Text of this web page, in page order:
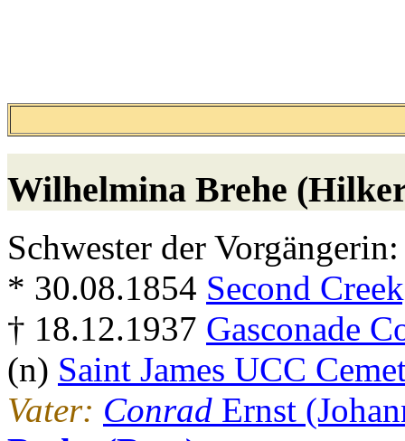
Wilhelmina Brehe
Schwester der Vorgängerin:
* 30.08.1854 Second
† 18.12.1937 Gasconade
(n) Saint James UCC
Vater: Conrad Ernst